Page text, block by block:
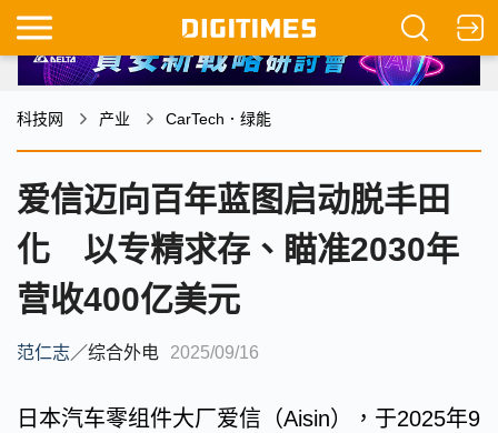
科技网 产业 CarTech．绿能
爱信迈向百年蓝图启动脱丰田
化 以专精求存、瞄准2030年
营收400亿美元
范仁志／综合外电 2025/09/16
日本汽车零组件大厂爱信（Aisin），于2025年9